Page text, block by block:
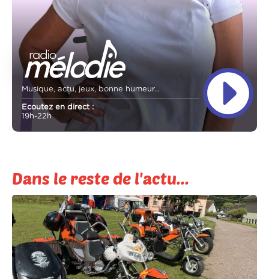
Musique, actu, jeux, bonne humeur...
Ecoutez en direct :
19h-22h
Dans le reste de l'actu...